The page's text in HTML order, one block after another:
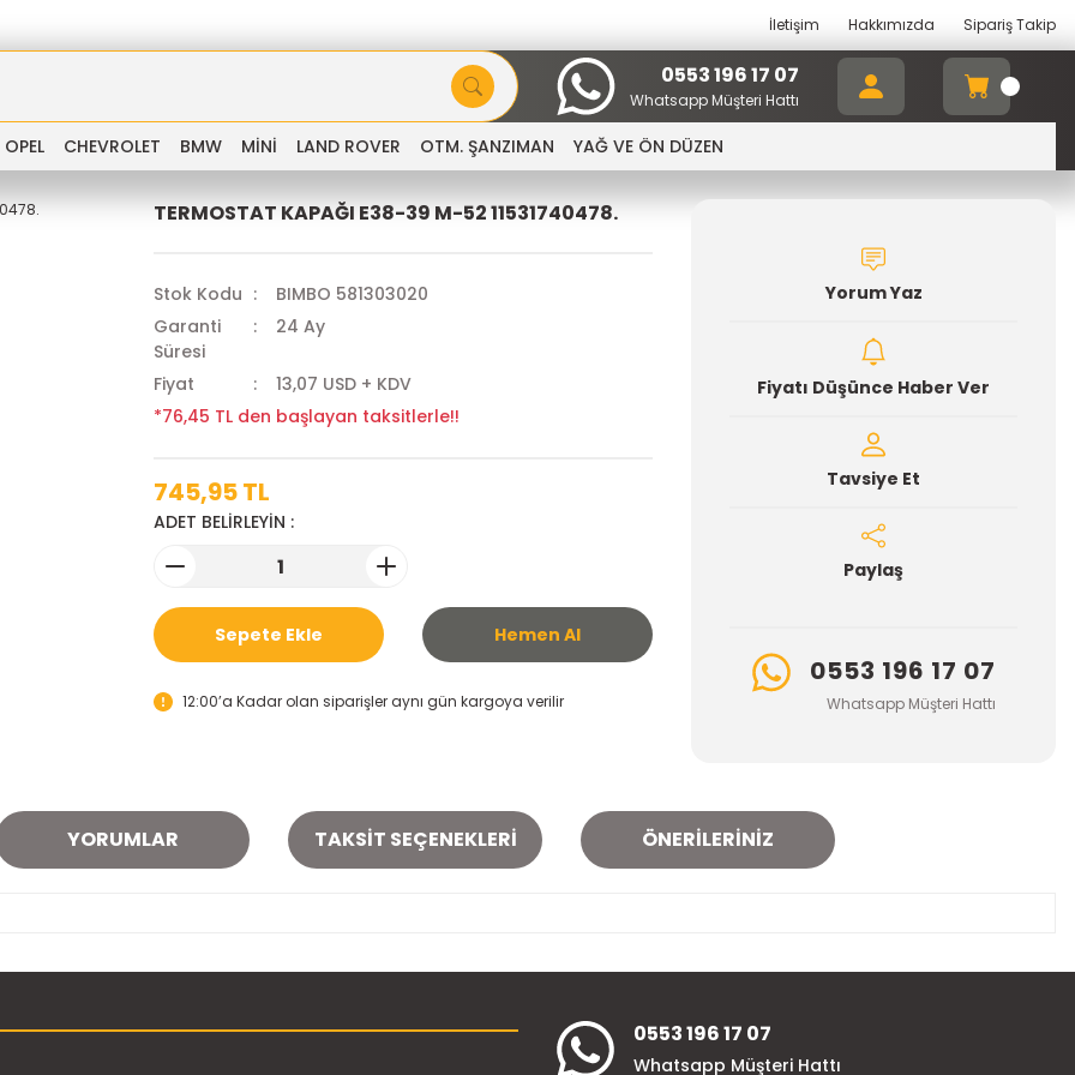
İletişim Hakkımızda Sipariş Takip
0553 196 17 07
Whatsapp Müşteri Hattı
OPEL CHEVROLET BMW MİNİ LAND ROVER OTM. ŞANZIMAN YAĞ VE ÖN DÜZEN
TERMOSTAT KAPAĞI E38-39 M-52 11531740478.
Stok Kodu
BIMBO 581303020
Garanti
Süresi
24 Ay
Fiyat
13,07 USD + KDV
*76,45 TL den başlayan taksitlerle!!
745,95 TL
ADET BELİRLEYİN :
Sepete Ekle Hemen Al
12:00’a Kadar olan siparişler aynı gün kargoya verilir
Yorum Yaz
Fiyatı Düşünce Haber Ver
Tavsiye Et
Paylaş
0553 196 17 07
Whatsapp Müşteri Hattı
YORUMLAR TAKSIT SEÇENEKLERI ÖNERILERINIZ
Bu ürüne ilk yorumu siz yapın! 0553 196 17 07
Whatsapp Müşteri Hattı